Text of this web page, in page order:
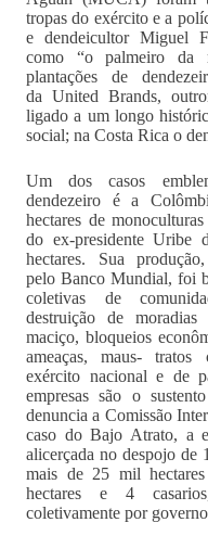
tropas do exército e a
e dendeicultor Miguel
como “o palmeiro da
plantações de
da United Brands,
ligado a um longo
social; na Costa Rica o
Um dos casos
dendezeiro é a
hectares de
do ex-presidente Uribe
hectares. Sua
pelo Banco Mundial, foi
coletivas de
destruição de moradias
maciço, bloqueios
ameaças, maus-
exército nacional e de
empresas são o
denuncia a Comissão
caso do Bajo Atrato, a
alicerçada no despojo de
mais de 25 mil
hectares e 4
coletivamente por